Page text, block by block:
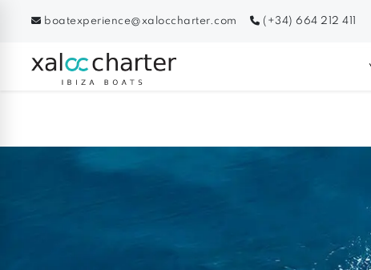
boatexperience@xaloccharter.com (+34) 664 212 411